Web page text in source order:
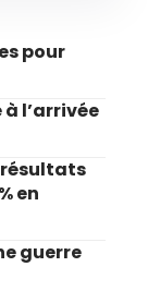
pour
l’arrivée
résultats
en
guerre